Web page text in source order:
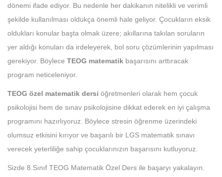
dönemi ifade ediyor. Bu nedenle her dakikanın nitelikli ve verimli
şekilde kullanılması oldukça önemli hale geliyor. Çocukların eksik
oldukları konular başta olmak üzere; akıllarına takılan soruların
yer aldığı konuları da irdeleyerek, bol soru çözümlerinin yapılması
gerekiyor. Böylece TEOG matematik başarısını arttıracak
program neticeleniyor.
TEOG özel matematik dersi öğretmenleri olarak hem çocuk
psikolojisi hem de sınav psikolojisine dikkat ederek en iyi çalışma
programını hazırlıyoruz. Böylece stresin öğrenme üzerindeki
olumsuz etkisini kırıyor ve başarılı bir LGS matematik sınavı
verecek yeterliliğe sahip çocuklarınızın başarısını kutluyoruz.
Sizde 8.Sınıf TEOG Matematik Özel Ders ile başaryı yakalayın.